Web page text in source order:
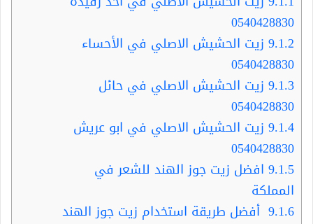
0540428830
9.1.2 زيت الحشيش الاصلي في الأحساء
0540428830
9.1.3 زيت الحشيش الاصلي في حائل
0540428830
9.1.4 زيت الحشيش الاصلي في ابو عريش
0540428830
9.1.5 افضل زيت جوز الهند للشعر في
المملكة
9.1.6 أفضل طريقة استخدام زيت جوز الهند